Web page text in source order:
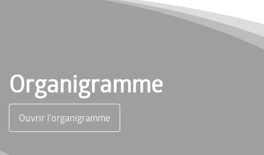
Organigramme
Ouvrir l'organigramme